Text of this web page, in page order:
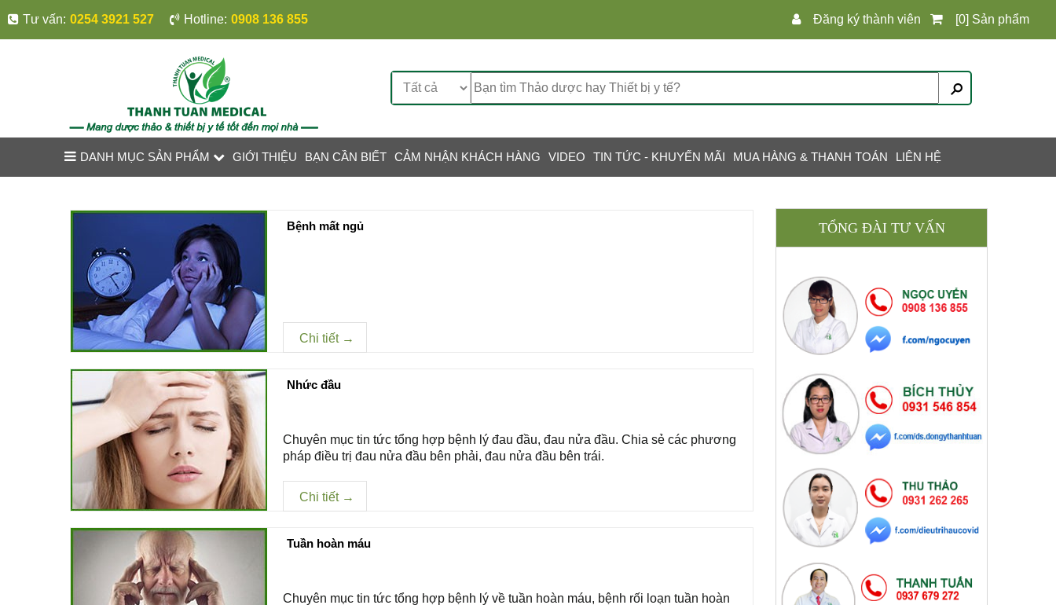
Tư vấn: 0254 3921 527 Hotline: 0908 136 855 Đăng ký thành viên [0] Sản phẩm
DANH MỤC SẢN PHẨM GIỚI THIỆU BẠN CẦN BIẾT CẢM NHẬN KHÁCH HÀNG VIDEO TIN TỨC - KHUYẾN MÃI MUA HÀNG & THANH TOÁN LIÊN HỆ
Bệnh mất ngủ
Chi tiết →
Nhức đầu
Chuyên mục tin tức tổng hợp bệnh lý đau đầu, đau nửa đầu. Chia sẻ các phương
pháp điều trị đau nửa đầu bên phải, đau nửa đầu bên trái.
Chi tiết →
Tuần hoàn máu
Chuyên mục tin tức tổng hợp bệnh lý về tuần hoàn máu, bệnh rối loạn tuần hoàn
TỔNG ĐÀI TƯ VẤN